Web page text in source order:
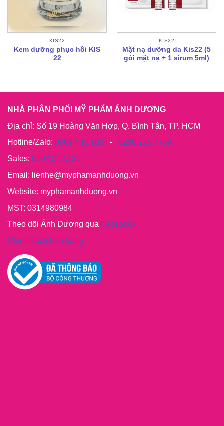
KIS22
Kem dưỡng phục hồi KIS
22
KIS22
Mặt nạ dưỡng da Kis22 (5
gói mặt nạ + 1 sirum 5ml)
NHÀ PHÂN PHỐI MỸ PHẨM ÁNH DƯƠNG
Địa chỉ: Số 19 Hoàng Văn Hợp, Q. Bình Tân, TP. HCM
Hotline/Zalo: 0909.445.188 - 0286.275.7769
Sales: 0907.332.129
Email: lienhe@myphamanhduong.vn
Website: myphamanhduong.vn
MST: 0314980984
Theo dõi Ánh Dương qua Facebook
Chính sách bán hàng